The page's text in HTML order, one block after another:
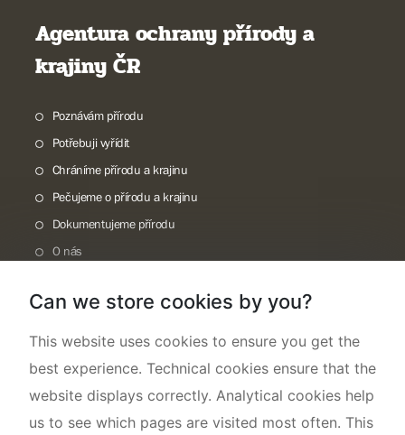
Agentura ochrany přírody a
krajiny ČR
Poznávám přírodu
Potřebuji vyřídit
Chráníme přírodu a krajinu
Pečujeme o přírodu a krajinu
Dokumentujeme přírodu
O nás
Can we store cookies by you?
This website uses cookies to ensure you get the
best experience. Technical cookies ensure that the
website displays correctly. Analytical cookies help
us to see which pages are visited most often. This